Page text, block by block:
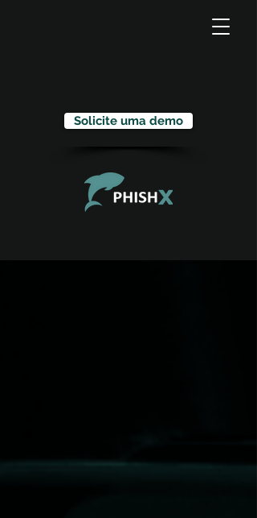
Solicite uma demo